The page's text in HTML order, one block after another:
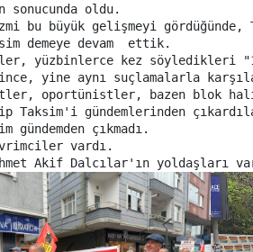
sonucunda oldu.
bu büyük gelişmeyi
demeye devam  ettik.
yüzbinlerce kez söyledikleri "1
yine aynı suçlamalarla
oportünistler, bazen blok
Taksim'i gündemlerinden
gündemden çıkmadı.
vardı.